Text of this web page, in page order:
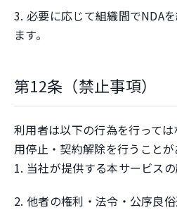
3. 必要に応じて組織間でNDA
ます。
第12条（禁止事項）
利用者は以下の行為を行って
用停止・契約解除を行うことが
1. 当社が提供する本サービス
2. 他者の権利・法令・公序良